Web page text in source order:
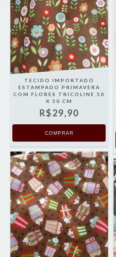
TECIDO IMPORTADO
ESTAMPADO PRIMAVERA
COM FLORES TRICOLINE 50
X 50 CM
R$29,90